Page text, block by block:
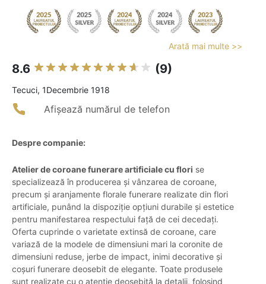
Arată mai multe >>
8.6 (9)
Tecuci, 1Decembrie 1918
Afișează numărul de telefon
Despre companie:
Atelier de coroane funerare artificiale cu flori se
specializează în producerea și vânzarea de coroane,
precum și aranjamente florale funerare realizate din flori
artificiale, punând la dispoziție opțiuni durabile și estetice
pentru manifestarea respectului față de cei decedați.
Oferta cuprinde o varietate extinsă de coroane, care
variază de la modele de dimensiuni mari la coronite de
dimensiuni reduse, jerbe de impact, inimi decorative și
coșuri funerare deosebit de elegante. Toate produsele
sunt realizate cu o atenție deosebită la detalii, folosind